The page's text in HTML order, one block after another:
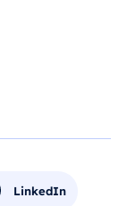
LinkedIn